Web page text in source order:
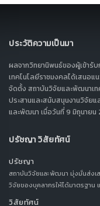
ประวัติความเป็นมา
ผลจากวิทยานิพนธ์ของผู้เข้ารั
เทคโนโลยีราชมงคลได้เสนอแ
จัดตั้ง สถาบันวิจัยและพัฒนาเท
ประสานและสนับสนุนงานวิจัยแ
และพัฒนา เมื่อวันที่ 9 มิถุนายน
ปรัชญา วิสัยทัศน์
ปรัชญา
สถาบันวิจัยและพัฒนา มุ่งมั่นส่งเ
วิจัยของบุคลากรให้ได้มาตรฐาน
วิสัยทัศน์